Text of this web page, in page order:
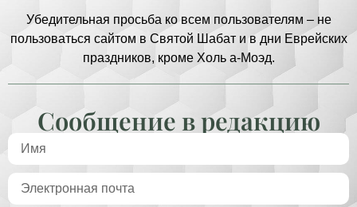
Убедительная просьба ко всем пользователям – не
пользоваться сайтом в Святой Шабат и в дни Еврейских
праздников, кроме Холь а-Моэд.
Сообщение в редакцию